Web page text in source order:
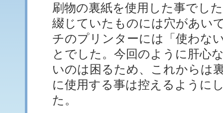
刷物の裏紙を使用した事でし
綴じていたものには穴があい
チのプリンターには「使わな
とでした。今回のように肝心
いのは困るため、これからは
に使用する事は控えるように
た。